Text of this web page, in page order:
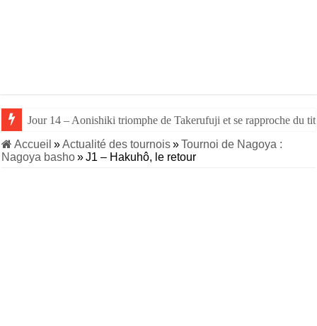
Jour 14 – Aonishiki triomphe de Takerufuji et se rapproche du
Accueil »Actualité des tournois»Tournoi de Nagoya :
Nagoya basho»J1 – Hakuhô, le retour